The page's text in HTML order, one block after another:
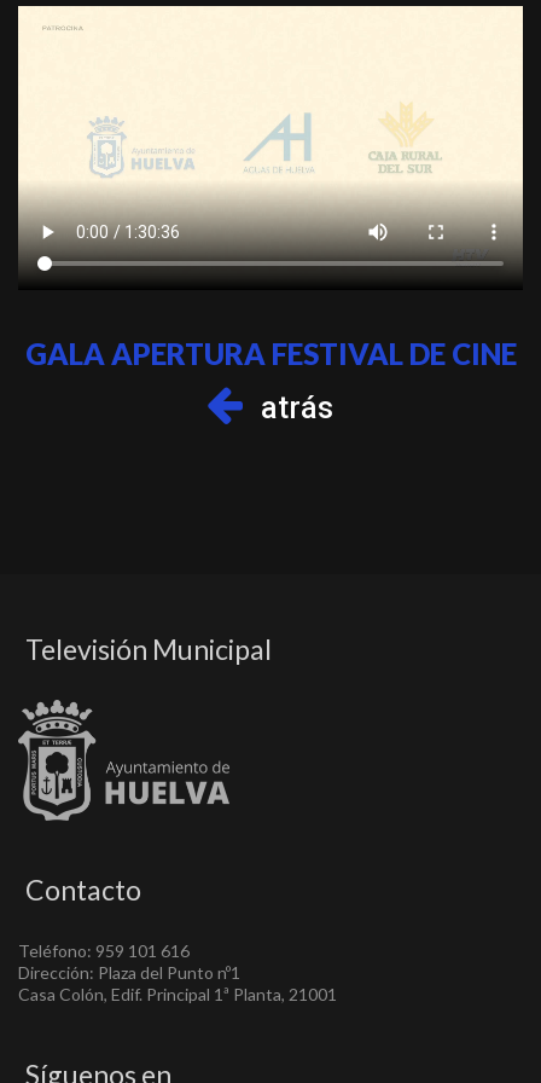
GALA APERTURA FESTIVAL DE CINE
atrás
Televisión Municipal
Contacto
Teléfono: 959 101 616
Dirección: Plaza del Punto nº1
Casa Colón, Edif. Principal 1ª Planta, 21001
Síguenos en